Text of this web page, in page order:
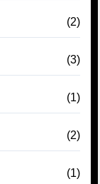
(2)
(3)
(1)
(2)
(1)